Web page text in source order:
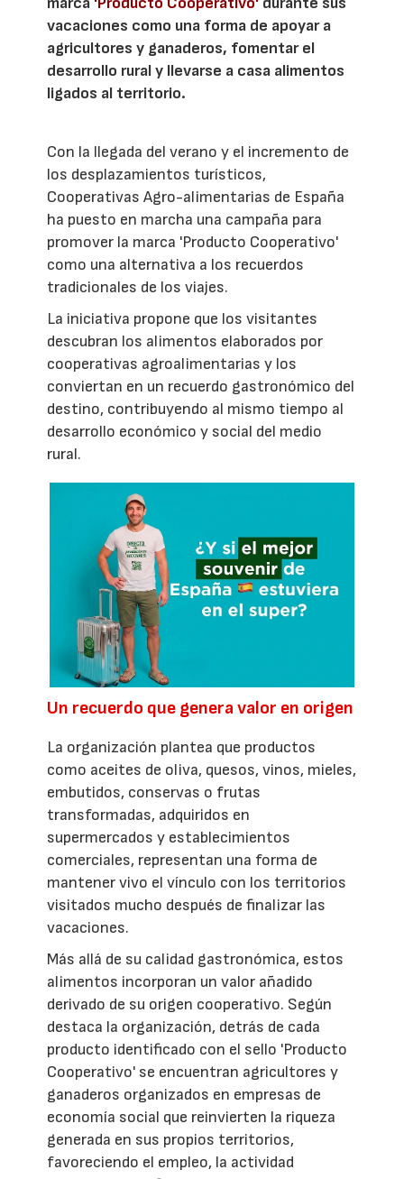
vacaciones como una forma de apoyar a
agricultores y ganaderos, fomentar el
desarrollo rural y llevarse a casa alimentos
ligados al territorio.
Con la llegada del verano y el incremento de
los desplazamientos turísticos,
Cooperativas Agro-alimentarias de España
ha puesto en marcha una campaña para
promover la marca 'Producto Cooperativo'
como una alternativa a los recuerdos
tradicionales de los viajes.
La iniciativa propone que los visitantes
descubran los alimentos elaborados por
cooperativas agroalimentarias y los
conviertan en un recuerdo gastronómico del
destino, contribuyendo al mismo tiempo al
desarrollo económico y social del medio
rural.
Un recuerdo que genera valor en origen
La organización plantea que productos
como aceites de oliva, quesos, vinos, mieles,
embutidos, conservas o frutas
transformadas, adquiridos en
supermercados y establecimientos
comerciales, representan una forma de
mantener vivo el vínculo con los territorios
visitados mucho después de finalizar las
vacaciones.
Más allá de su calidad gastronómica, estos
alimentos incorporan un valor añadido
derivado de su origen cooperativo. Según
destaca la organización, detrás de cada
producto identificado con el sello 'Producto
Cooperativo' se encuentran agricultores y
ganaderos organizados en empresas de
economía social que reinvierten la riqueza
generada en sus propios territorios,
favoreciendo el empleo, la actividad